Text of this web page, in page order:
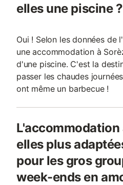
elles une piscine ?
Oui ! Selon les données de
une accommodation à
d'une piscine. C'est la
passer les chaudes
ont même un barbecue !
elles plus
pour les gros
week-ends en